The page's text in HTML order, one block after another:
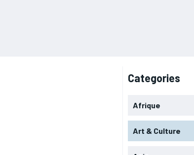
Categories
Afrique
Art & Culture